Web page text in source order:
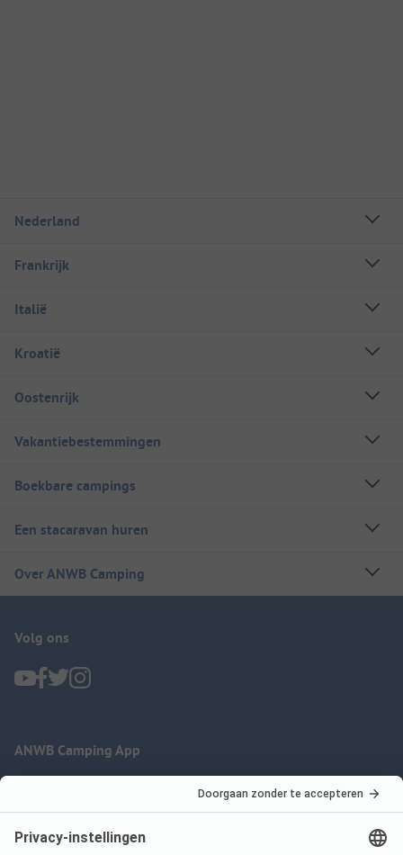
Nederland
Frankrijk
Italië
Kroatië
Oostenrijk
Vakantiebestemmingen
Boekbare campings
Een stacaravan huren
Over ANWB Camping
Volg ons
ANWB Camping App